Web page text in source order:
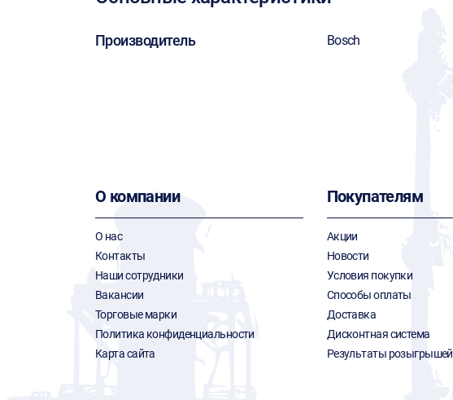
Производитель Bosch
О компании
О нас
Контакты
Наши сотрудники
Вакансии
Торговые марки
Политика конфиденциальности
Карта сайта
Покупателям
Акции
Новости
Условия покупки
Способы оплаты
Доставка
Дисконтная система
Результаты розыгрышей